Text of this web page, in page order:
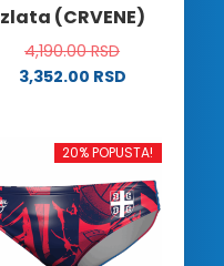
zlata (CRVENE)
4,190.00RSD
3,352.00 RSD
ima
varijanti.
Opcije
mogu
20% POPUSTA!